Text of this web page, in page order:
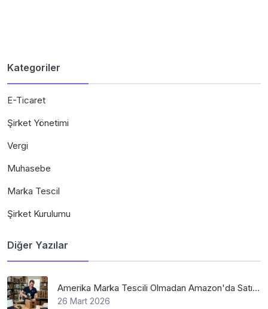
Kategoriler
E-Ticaret
Şirket Yönetimi
Vergi
Muhasebe
Marka Tescil
Şirket Kurulumu
Diğer Yazılar
Amerika Marka Tescili Olmadan Amazon'da Satış Mümkün Mü
26 Mart 2026